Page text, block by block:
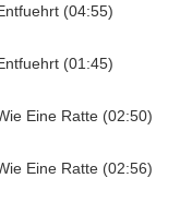
(04:55)
(01:45)
Eine Ratte (02:50)
Eine Ratte (02:56)